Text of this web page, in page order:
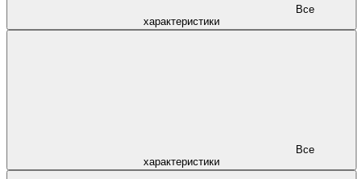
характеристики
характеристики